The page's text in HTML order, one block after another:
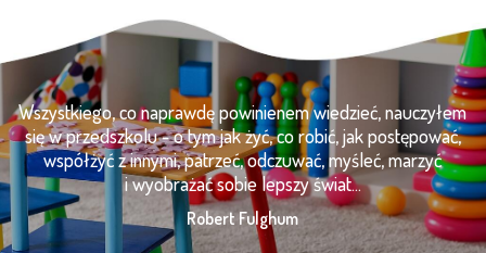
Wszystkiego, co naprawdę powinienem wiedzieć, nauczyłem
się w przedszkolu - o tym jak żyć, co robić, jak postępować,
współżyć z innymi, patrzeć, odczuwać, myśleć, marzyć
i wyobrażać sobie lepszy świat...
Robert Fulghum